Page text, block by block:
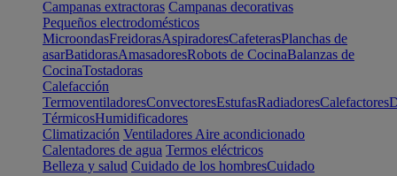
Campanas extractoras Campanas decorativas
Pequeños electrodomésticos
MicroondasFreidorasAspiradoresCafeterasPlanchas de
asarBatidorasAmasadoresRobots de CocinaBalanzas de
CocinaTostadoras
Calefacción
TermoventiladoresConvectoresEstufasRadiadoresCalefactores
TérmicosHumidificadores
Climatización Ventiladores Aire acondicionado
Calentadores de agua Termos eléctricos
Belleza y salud Cuidado de los hombresCuidado